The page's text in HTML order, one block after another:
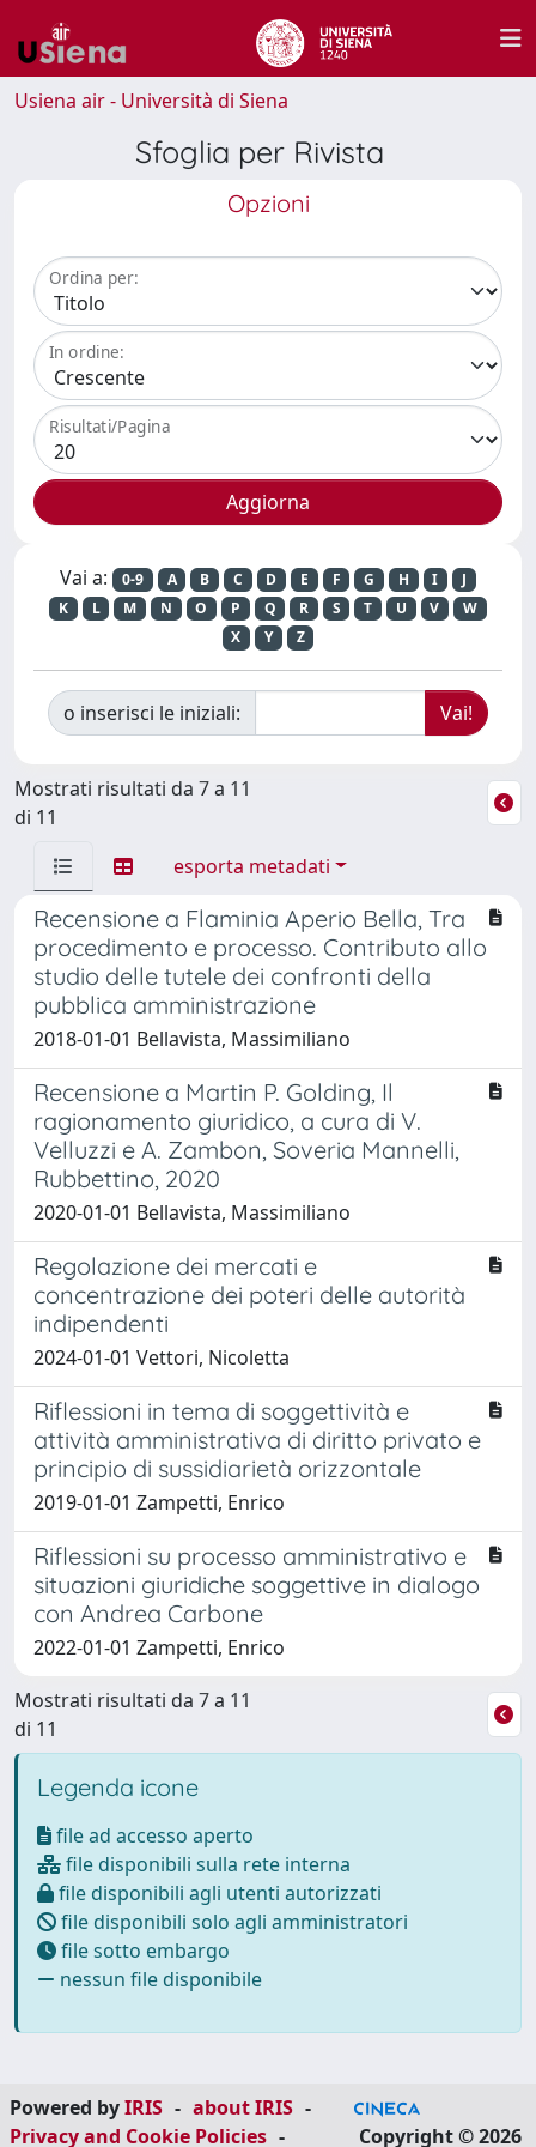
Usiena air - Università di Siena
Sfoglia per Rivista
Opzioni
Ordina per:
In ordine:
Risultati/Pagina
Vai a: 0-9 A B C D E F G H I
J
K
L M N O P Q R S T U V
W
X
Y Z
o inserisci le iniziali:
Mostrati risultati da 7 a 11
di 11
esporta metadati
Recensione a Flaminia Aperio Bella, Tra
procedimento e processo. Contributo allo
studio delle tutele dei confronti della
pubblica amministrazione
2018-01-01 Bellavista, Massimiliano
Recensione a Martin P. Golding, Il
ragionamento giuridico, a cura di V.
Velluzzi e A. Zambon, Soveria Mannelli,
Rubbettino, 2020
2020-01-01 Bellavista, Massimiliano
Regolazione dei mercati e
concentrazione dei poteri delle autorità
indipendenti
2024-01-01 Vettori, Nicoletta
Riflessioni in tema di soggettività e
attività amministrativa di diritto privato e
principio di sussidiarietà orizzontale
2019-01-01 Zampetti, Enrico
Riflessioni su processo amministrativo e
situazioni giuridiche soggettive in dialogo
con Andrea Carbone
2022-01-01 Zampetti, Enrico
Mostrati risultati da 7 a 11
di 11
Legenda icone
file ad accesso aperto
file disponibili sulla rete interna
file disponibili agli utenti autorizzati
file disponibili solo agli amministratori
file sotto embargo
nessun file disponibile
Powered byIRIS - about IRIS -
Privacy and Cookie Policies - Copyright © 2026